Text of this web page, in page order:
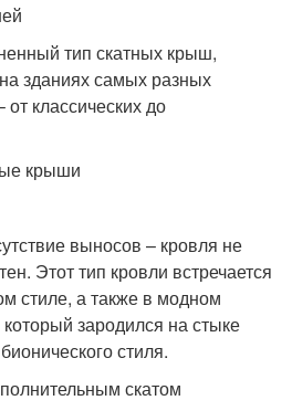
тип скатных крыш,
зданиях самых разных
классических до
крыши
выносов – кровля не
Этот тип кровли встречается
стиле, а также в модном
зародился на стыке
стиля.
скатом